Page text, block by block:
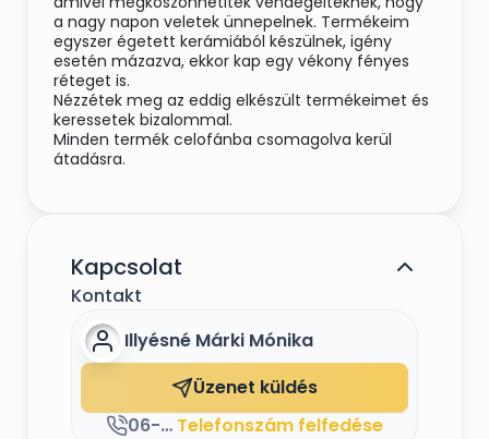
a nagy napon veletek ünnepelnek. Termékeim
egyszer égetett kerámiából készülnek, igény
esetén mázazva, ekkor kap egy vékony fényes
réteget is.
Nézzétek meg az eddig elkészült termékeimet és
keressetek bizalommal.
Minden termék celofánba csomagolva kerül
átadásra.
Kapcsolat
Kontakt
Illyésné Márki Mónika
Üzenet küldés
06-30-662-3007 Telefonszám felfedése